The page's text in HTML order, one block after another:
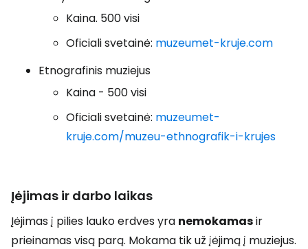
Kaina. 500 visi
Oficiali svetainė: muzeumet-kruje.com
Etnografinis muziejus
Kaina - 500 visi
Oficiali svetainė: muzeumet-
kruje.com/muzeu-ethnografik-i-krujes
Įėjimas ir darbo laikas
Įėjimas į pilies lauko erdves yra nemokamasir
prieinamas visą parą. Mokama tik už įėjimą į muziejus.